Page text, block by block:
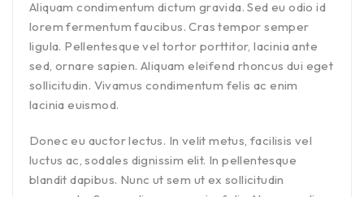
Aliquam condimentum dictum gravida. Sed eu odio id
lorem fermentum faucibus. Cras tempor semper
ligula. Pellentesque vel tortor porttitor, lacinia ante
sed, ornare sapien. Aliquam eleifend rhoncus dui eget
sollicitudin. Vivamus condimentum felis ac enim
lacinia euismod.
Donec eu auctor lectus. In velit metus, facilisis vel
luctus ac, sodales dignissim elit. In pellentesque
blandit dapibus. Nunc ut sem ut ex sollicitudin